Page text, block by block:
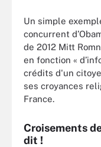
Un simple
concurrent
de 2012 Mitt
en fonction «
crédits d'un
ses croyances
France.
Croisements
dit !